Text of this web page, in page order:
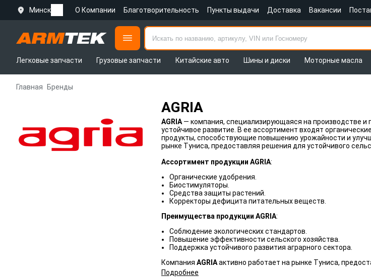
Минск О Компании Благотворительность Пункты выдачи Доставка Вакансии
Легковые запчасти
Грузовые запчасти Китайские авто Шины и диски Моторные масла
Главная Бренды
AGRIA
AGRIA — компания, специализирующаяся на производстве и
устойчивое развитие. В ее ассортимент входят
продукты, способствующие повышению урожайности и
рынке Туниса, предоставляя решения для устойчивого
Ассортимент продукции AGRIA:
Органические удобрения.
Биостимуляторы.
Средства защиты растений.
Корректоры дефицита питательных веществ.
Преимущества продукции AGRIA:
Соблюдение экологических стандартов.
Повышение эффективности сельского хозяйства.
Поддержка устойчивого развития аграрного сектора.
Компания AGRIAактивно работает на рынке Туниса,
Подробнее